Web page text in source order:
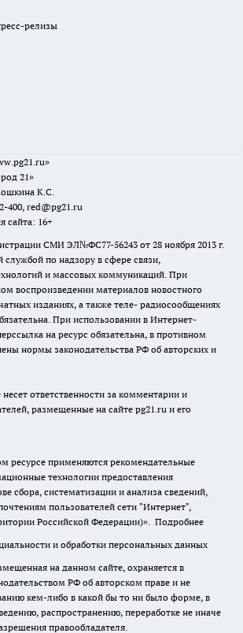
релизы
21»
К.С.
400, red@pg21.ru
сайта: 16+
СМИ ЭЛ№ФС77-56243 от 28 ноября 2013 г.
по надзору в сфере связи,
и массовых коммуникаций. При
воспроизведении материалов новостного
изданиях, а также теле- радиосообщениях
При использовании в Интернет-
на ресурс обязательна, в противном
нормы законодательства РФ об авторских и
ответственности за комментарии и
размещенные на сайте pg21.ru и его
ресурсе применяются рекомендательные
технологии предоставления
сбора, систематизации и анализа сведений,
пользователей сети "Интернет",
Российской Федерации)». Подробнее
и обработки персональных данных
на данном сайте, охраняется в
РФ об авторском праве и не
кем-либо в какой бы то ни было форме, в
распространению, переработке не иначе
правообладателя.